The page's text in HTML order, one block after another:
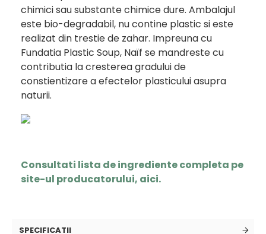
chimici sau substante chimice dure. Ambalajul
este bio-degradabil, nu contine plastic si este
realizat din trestie de zahar. Impreuna cu
Fundatia Plastic Soup, Naïf se mandreste cu
contributia la cresterea gradului de
constientizare a efectelor plasticului asupra
naturii.
Consultati lista de ingrediente completa pe
site-ul producatorului, aici.
SPECIFICATII